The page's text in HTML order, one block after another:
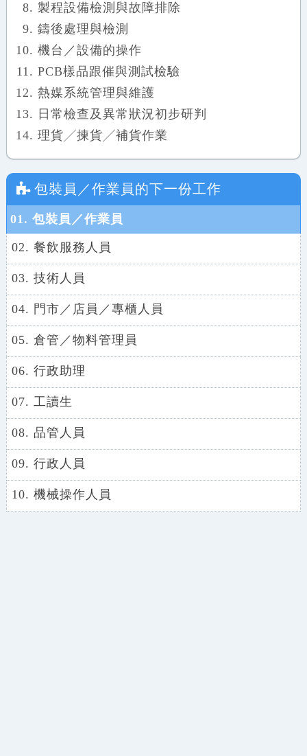
製程設備檢測與故障排除
鑄後處理與檢測
機台／設備的操作
PCB樣品跟催與測試檢驗
熱媒系統管理與維護
日常檢查及異常狀況初步研判
理貨╱揀貨╱補貨作業
包裝員／作業員 的下一份工作
01. 包裝員／作業員
02. 餐飲服務人員
03. 技術人員
04. 門市／店員／專櫃人員
05. 倉管／物料管理員
06. 行政助理
07. 工讀生
08. 品管人員
09. 行政人員
10. 機械操作人員